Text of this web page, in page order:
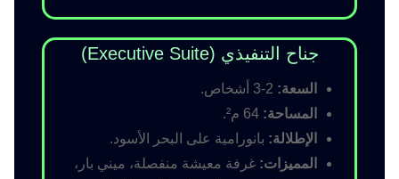
جناح التنفيذي (Executive Suite)
السعة:
المساحة:
الإطلالة: بانورامية على البحر الأسود.
المميزات: غرفة معيشة منفصلة، ميني بار،